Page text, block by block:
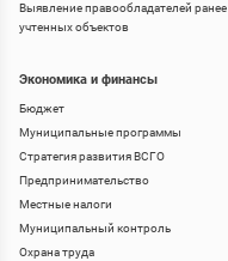
Выявление правообладателей ранее
учтенных объектов
Экономика и финансы
Бюджет
Муниципальные программы
Стратегия развития ВСГО
Предпринимательство
Местные налоги
Муниципальный контроль
Охрана труда